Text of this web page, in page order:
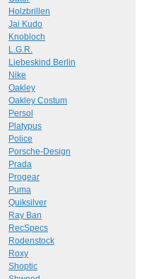
Holzbrillen
Jai Kudo
Knobloch
L.G.R.
Liebeskind Berlin
Nike
Oakley
Oakley Costum
Persol
Platypus
Police
Porsche-Design
Prada
Progear
Puma
Quiksilver
Ray Ban
RecSpecs
Rodenstock
Roxy
Shoptic